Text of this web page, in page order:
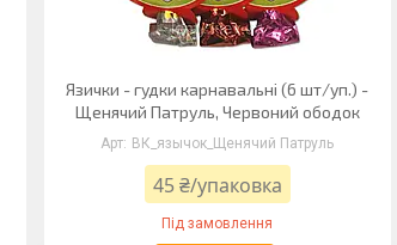
Язички - гудки карнавальні (6 шт/уп.) -
Щенячий Патруль, Червоний ободок
ВК_язычок_Щенячий Патруль
45 ₴/упаковка
Під замовлення